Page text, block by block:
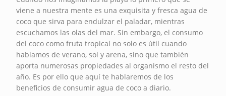
viene a nuestra mente es una exquisita y fresca agua de
coco que sirva para endulzar el paladar, mientras
escuchamos las olas del mar. Sin embargo, el consumo
del coco como fruta tropical no solo es útil cuando
hablamos de verano, sol y arena, sino que también
aporta numerosas propiedades al organismo el resto del
año. Es por ello que aquí te hablaremos de los
beneficios de consumir agua de coco a diario.